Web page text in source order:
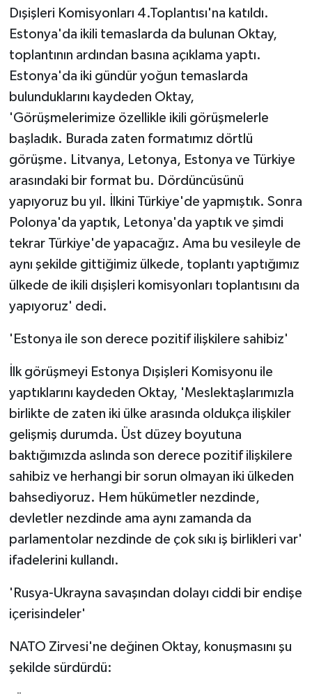
Dışişleri Komisyonları 4.Toplantısı'na katıldı.
Estonya'da ikili temaslarda da bulunan Oktay,
toplantının ardından basına açıklama yaptı.
Estonya'da iki gündür yoğun temaslarda
bulunduklarını kaydeden Oktay,
'Görüşmelerimize özellikle ikili görüşmelerle
başladık. Burada zaten formatımız dörtlü
görüşme. Litvanya, Letonya, Estonya ve Türkiye
arasındaki bir format bu. Dördüncüsünü
yapıyoruz bu yıl. İlkini Türkiye'de yapmıştık. Sonra
Polonya'da yaptık, Letonya'da yaptık ve şimdi
tekrar Türkiye'de yapacağız. Ama bu vesileyle de
aynı şekilde gittiğimiz ülkede, toplantı yaptığımız
ülkede de ikili dışişleri komisyonları toplantısını da
yapıyoruz' dedi.
'Estonya ile son derece pozitif ilişkilere sahibiz'
İlk görüşmeyi Estonya Dışişleri Komisyonu ile
yaptıklarını kaydeden Oktay, 'Meslektaşlarımızla
birlikte de zaten iki ülke arasında oldukça ilişkiler
gelişmiş durumda. Üst düzey boyutuna
baktığımızda aslında son derece pozitif ilişkilere
sahibiz ve herhangi bir sorun olmayan iki ülkeden
bahsediyoruz. Hem hükümetler nezdinde,
devletler nezdinde ama aynı zamanda da
parlamentolar nezdinde de çok sıkı iş birlikleri var'
ifadelerini kullandı.
'Rusya-Ukrayna savaşından dolayı ciddi bir endişe
içerisindeler'
NATO Zirvesi'ne değinen Oktay, konuşmasını şu
şekilde sürdürdü: